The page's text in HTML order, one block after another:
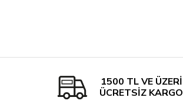
1500 TL VE ÜZERİ
ÜCRETSİZ KARGO